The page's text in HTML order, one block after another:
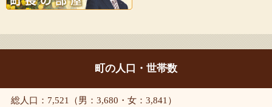
町の人口・世帯数
総人口：7,521（男：3,680・女：3,841）